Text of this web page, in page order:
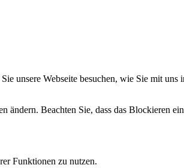
unsere Webseite besuchen, wie Sie mit uns
ändern. Beachten Sie, dass das Blockieren
Funktionen zu nutzen.